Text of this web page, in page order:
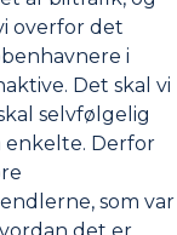
overfor det
i
Det skal vi
selvfølgelig
Derfor
som var
det er